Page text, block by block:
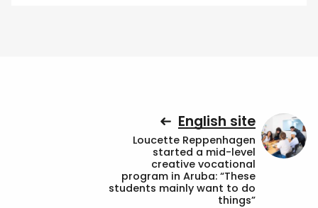
English site
Loucette Reppenhagen
started a mid-level
creative vocational
program in Aruba: “These
students mainly want to do
things”